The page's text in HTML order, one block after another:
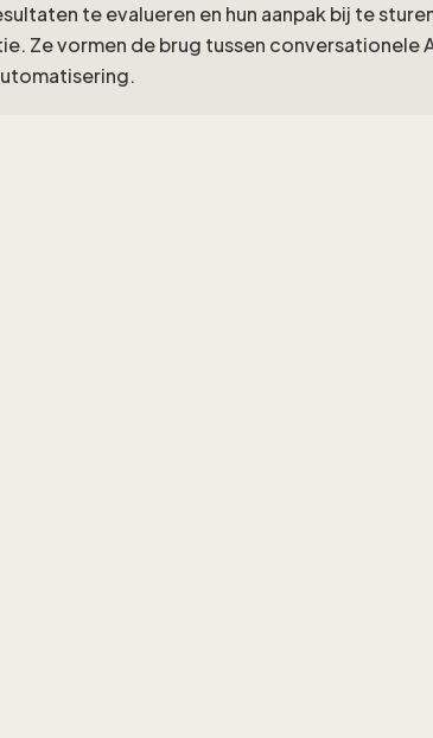
te evalueren en hun aanpak bij te
Ze vormen de brug tussen conversationele